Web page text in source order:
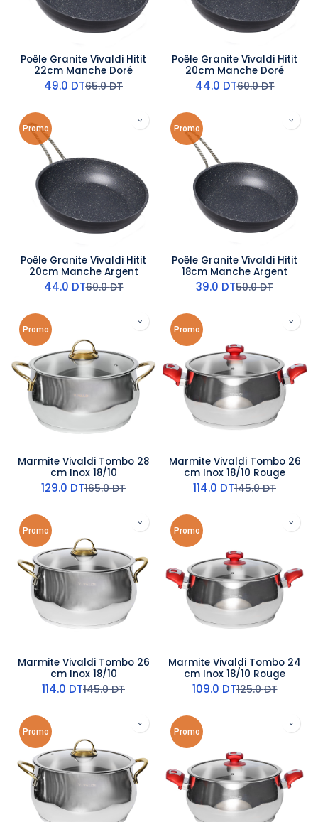
Poêle Granite Vivaldi Hitit
22cm Manche Doré
49.0 DT65.0DT
Poêle Granite Vivaldi Hitit
20cm Manche Doré
44.0 DT60.0DT
Promo
Poêle Granite Vivaldi Hitit
20cm Manche Argent
44.0 DT60.0DT
Promo
Poêle Granite Vivaldi Hitit
18cm Manche Argent
39.0 DT50.0DT
Promo
Marmite Vivaldi Tombo 28
cm Inox 18/10
129.0 DT165.0DT
Promo
Marmite Vivaldi Tombo 26
cm Inox 18/10 Rouge
114.0 DT145.0DT
Promo
Marmite Vivaldi Tombo 26
cm Inox 18/10
114.0 DT145.0DT
Promo
Marmite Vivaldi Tombo 24
cm Inox 18/10 Rouge
109.0 DT125.0DT
Promo Promo